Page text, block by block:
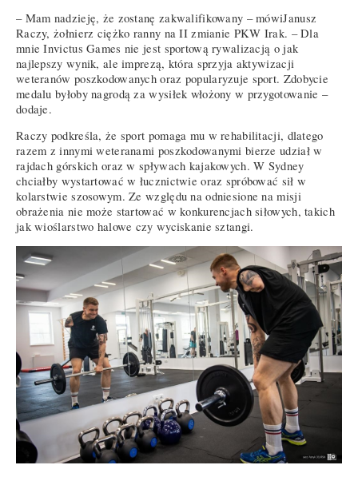
– Mam nadzieję, że zostanę zakwalifikowany – mówiJanusz
Raczy, żołnierz ciężko ranny na II zmianie PKW Irak. – Dla
mnie Invictus Games nie jest sportową rywalizacją o jak
najlepszy wynik, ale imprezą, która sprzyja aktywizacji
weteranów poszkodowanych oraz popularyzuje sport. Zdobycie
medalu byłoby nagrodą za wysiłek włożony w przygotowanie –
dodaje.
Raczy podkreśla, że sport pomaga mu w rehabilitacji, dlatego
razem z innymi weteranami poszkodowanymi bierze udział w
rajdach górskich oraz w spływach kajakowych. W Sydney
chciałby wystartować w łucznictwie oraz spróbować sił w
kolarstwie szosowym. Ze względu na odniesione na misji
obrażenia nie może startować w konkurencjach siłowych, takich
jak wioślarstwo halowe czy wyciskanie sztangi.